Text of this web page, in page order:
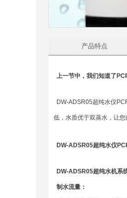
产品特点
上一节中，我们知道了
DW-ADSR05超纯水仪
低，水质优于双蒸水，让您
DW-ADSR05超纯水仪
DW-ADSR05超纯水机系
制水流量：